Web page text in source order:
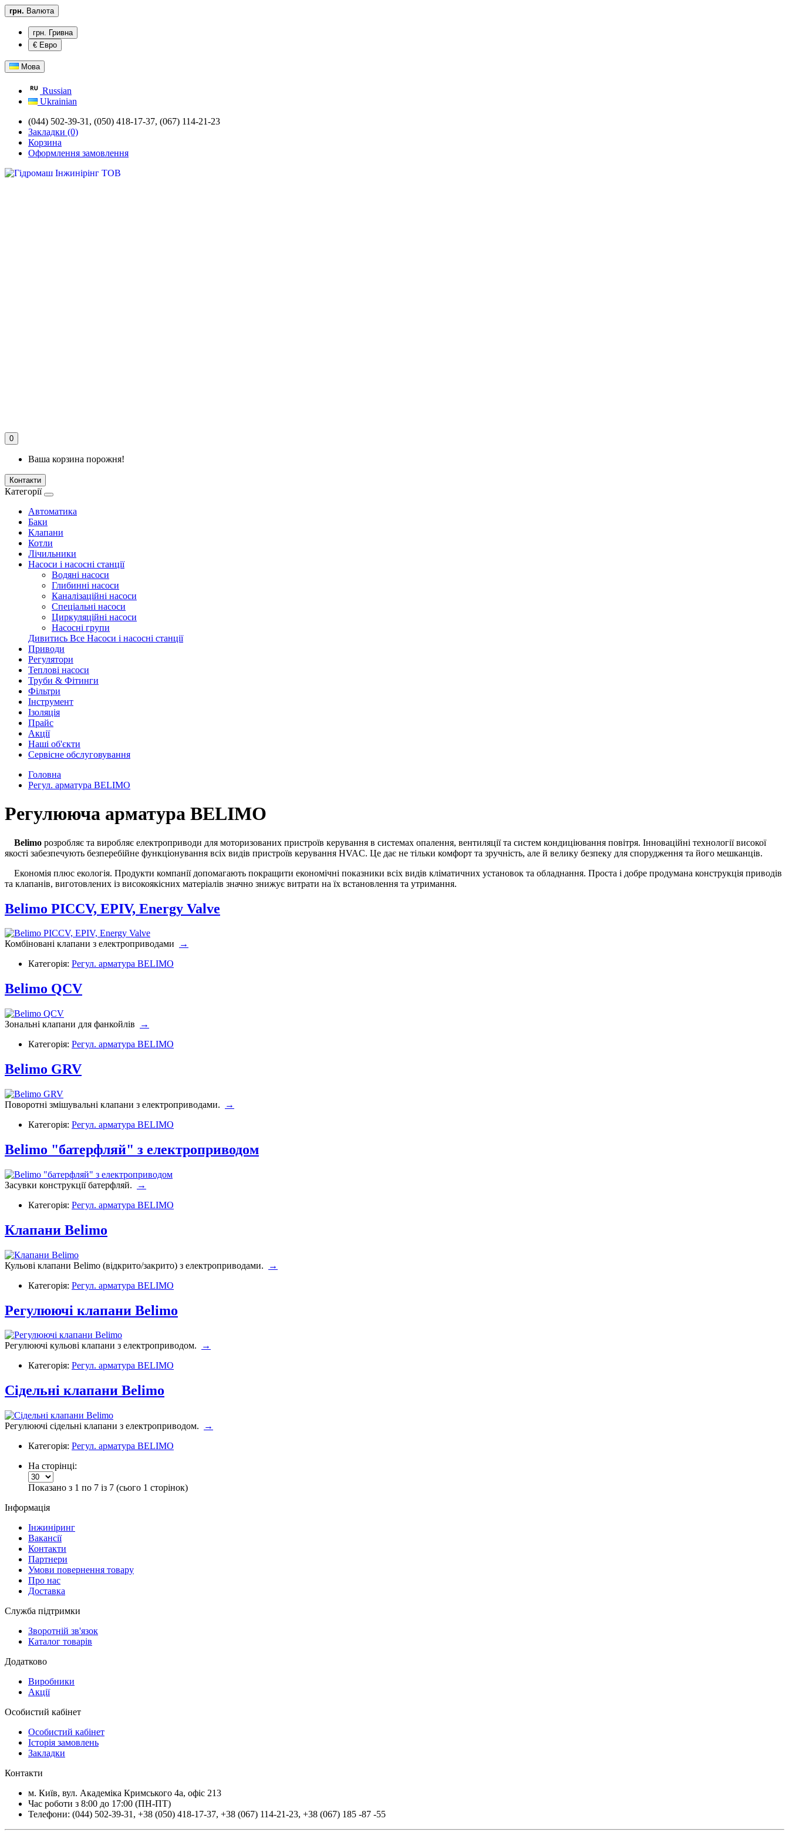
грн. Валюта
грн. Гривна
€ Евро
Мова
Russian
Ukrainian
(044) 502-39-31, (050) 418-17-37, (067) 114-21-23
Закладки (0)
Корзина
Оформлення замовлення
0
Ваша корзина порожня!
Контакти
Категорії
Автоматика
Баки
Клапани
Котли
Лічильники
Насоси і насосні станції
Водяні насоси
Глибинні насоси
Каналізаційні насоси
Спеціальні насоси
Циркуляційні насоси
Насосні групи
Дивитись Все Насоси і насосні станції
Приводи
Регулятори
Теплові насоси
Труби & Фітинги
Фільтри
Інструмент
Ізоляція
Прайс
Акції
Наші об'єкти
Сервісне обслуговування
Головна
Регул. арматура BELIMO
Регулююча арматура BELIMO
Belimo розробляє та виробляє електроприводи для моторизованих пристроїв керування в системах опалення, вентиляції та систем кондиціювання повітря. Інноваційні технології високої
якості забезпечують безперебійне функціонування всіх видів пристроїв керування HVAC. Це дає не тільки комфорт та зручність, але й велику безпеку для спорудження та його мешканців.
Економія плюс екологія. Продукти компанії допомагають покращити економічні показники всіх видів кліматичних установок та обладнання. Проста і добре продумана конструкція приводів
та клапанів, виготовлених із високоякісних матеріалів значно знижує витрати на їх встановлення та утримання.
Belimo PICCV, EPIV, Energy Valve
Комбіновані клапани з електроприводами
→
Категорія: Регул. арматура BELIMO
Belimo QCV
Зональні клапани для фанкойлів
→
Категорія: Регул. арматура BELIMO
Belimo GRV
Поворотні змішувальні клапани з електроприводами.
→
Категорія: Регул. арматура BELIMO
Belimo "батерфляй" з електроприводом
Засувки конструкції батерфляй.
→
Категорія: Регул. арматура BELIMO
Клапани Belimo
Кульові клапани Belimo (відкрито/закрито) з електроприводами.
→
Категорія: Регул. арматура BELIMO
Регулюючі клапани Belimo
Регулюючі кульові клапани з електроприводом.
→
Категорія: Регул. арматура BELIMO
Сідельні клапани Belimo
Регулюючі сідельні клапани з електроприводом.
→
Категорія: Регул. арматура BELIMO
На сторінці:
Показано з 1 по 7 із 7 (сього 1 сторінок)
Інформація
Інжиніринг
Вакансії
Контакти
Партнери
Умови повернення товару
Про нас
Доставка
Служба підтримки
Зворотній зв'язок
Каталог товарів
Додатково
Виробники
Акції
Особистий кабінет
Особистий кабінет
Історія замовлень
Закладки
Контакти
м. Київ, вул. Академіка Кримського 4а, офіс 213
Час роботи з 8:00 до 17:00 (ПН-ПТ)
Телефони: (044) 502-39-31 , +38 (050) 418-17-37, +38 (067) 114-21-23, +38 (067) 185 -87 -55